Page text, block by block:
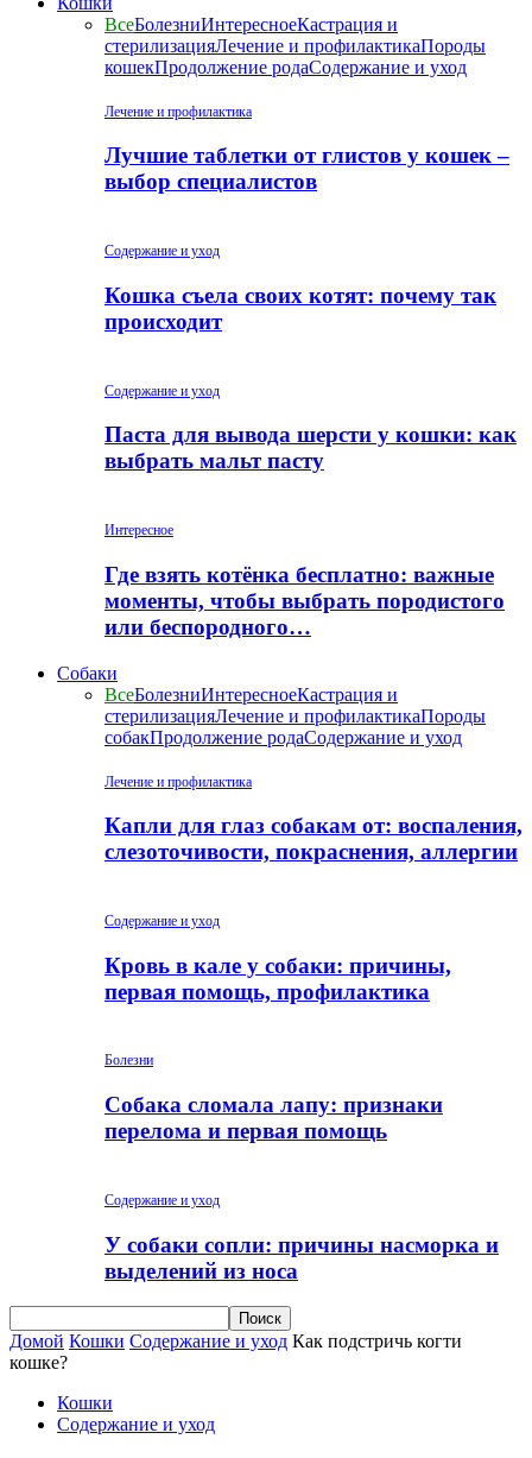
ВсеБолезниИнтересноеКастрация и
стерилизацияЛечение и профилактикаПороды
кошекПродолжение родаСодержание и уход
Лечение и профилактика
Лучшие таблетки от глистов у кошек –
выбор специалистов
Содержание и уход
Кошка съела своих котят: почему так
происходит
Содержание и уход
Паста для вывода шерсти у кошки: как
выбрать мальт пасту
Интересное
Где взять котёнка бесплатно: важные
моменты, чтобы выбрать породистого
или беспородного…
Собаки
ВсеБолезниИнтересноеКастрация и
стерилизацияЛечение и профилактикаПороды
собакПродолжение родаСодержание и уход
Лечение и профилактика
Капли для глаз собакам от: воспаления,
слезоточивости, покраснения, аллергии
Содержание и уход
Кровь в кале у собаки: причины,
первая помощь, профилактика
Болезни
Собака сломала лапу: признаки
перелома и первая помощь
Содержание и уход
У собаки сопли: причины насморка и
выделений из носа
Домой Кошки Содержание и уход Как подстричь когти
кошке?
Кошки
Содержание и уход